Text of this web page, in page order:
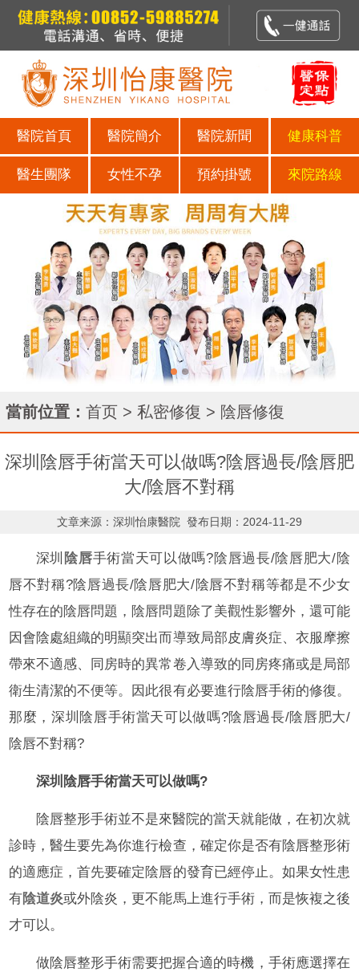
醫院首頁 醫院簡介 醫院新聞 健康科普
醫生團隊 女性不孕 預約掛號 來院路線
當前位置： 首页 > 私密修復 > 陰唇修復
深圳陰唇手術當天可以做嗎?陰唇過長/陰唇肥
大/陰唇不對稱
文章来源：深圳怡康醫院 發布日期：2024-11-29
深圳 陰唇手術當天可以做嗎?陰唇過長/陰唇肥大/陰
唇不對稱?陰唇過長/陰唇肥大/陰唇不對稱等都是不少女
性存在的陰唇問題，陰唇問題除了美觀性影響外，還可能
因會陰處組織的明顯突出而導致局部皮膚炎症、衣服摩擦
帶來不適感、同房時的異常卷入導致的同房疼痛或是局部
衛生清潔的不便等。因此很有必要進行陰唇手術的修復。
那麼，深圳陰唇手術當天可以做嗎?陰唇過長/陰唇肥大/
陰唇不對稱?
深圳陰唇手術當天可以做嗎?
陰唇整形手術並不是來醫院的當天就能做，在初次就
診時，醫生要先為你進行檢查，確定你是否有陰唇整形術
的適應症，首先要確定陰唇的發育已經停止。如果女性患
有陰道炎或外陰炎，更不能馬上進行手術，而是恢複之後
才可以。
做陰唇整形手術需要把握合適的時機，手術應選擇在